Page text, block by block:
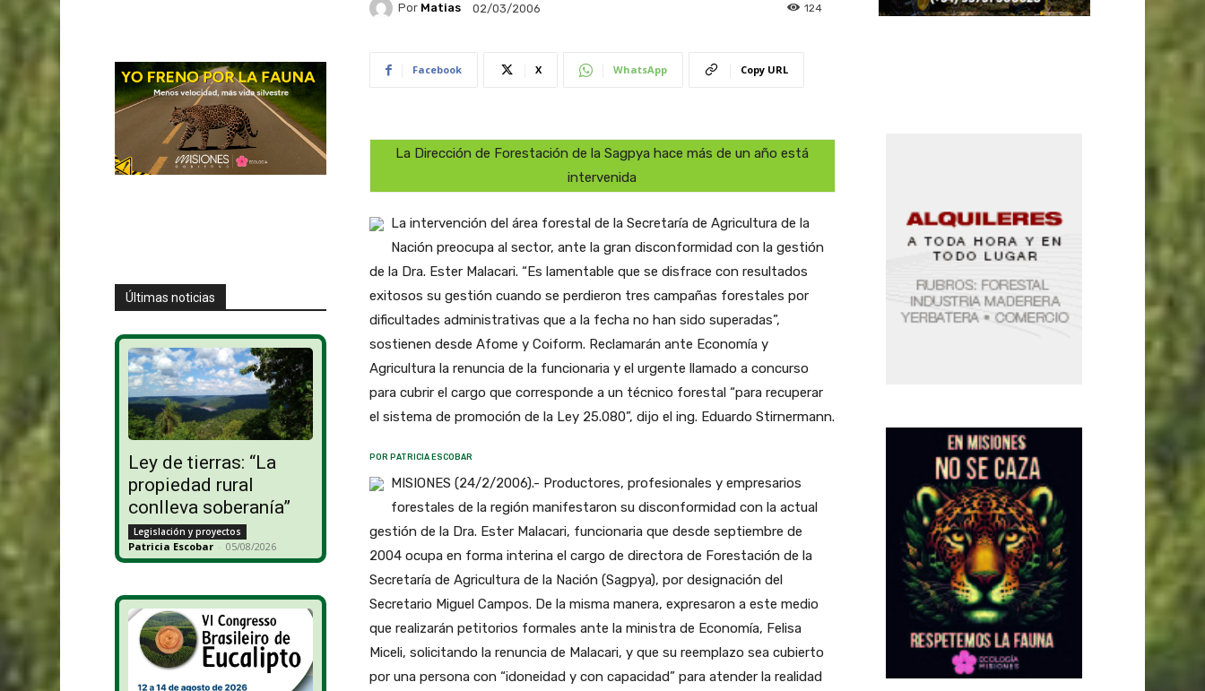
Últimas noticias
Ley de tierras: “La
propiedad rural
conlleva soberanía”
Legislación y proyectos
Patricia Escobar - 05/08/2026
Por Matias 02/03/2006 124
Facebook X WhatsApp Copy URL
La Dirección de Forestación de la Sagpya hace más de un año está
intervenida
La intervención del área forestal de la Secretaría de Agricultura de la
Nación preocupa al sector, ante la gran disconformidad con la gestión
de la Dra. Ester Malacari. “Es lamentable que se disfrace con resultados
exitosos su gestión cuando se perdieron tres campañas forestales por
dificultades administrativas que a la fecha no han sido superadas”,
sostienen desde Afome y Coiform. Reclamarán ante Economía y
Agricultura la renuncia de la funcionaria y el urgente llamado a concurso
para cubrir el cargo que corresponde a un técnico forestal “para recuperar
el sistema de promoción de la Ley 25.080”, dijo el ing. Eduardo Stirnermann.
POR PATRICIA ESCOBAR
MISIONES (24/2/2006).- Productores, profesionales y empresarios
forestales de la región manifestaron su disconformidad con la actual
gestión de la Dra. Ester Malacari, funcionaria que desde septiembre de
2004 ocupa en forma interina el cargo de directora de Forestación de la
Secretaría de Agricultura de la Nación (Sagpya), por designación del
Secretario Miguel Campos. De la misma manera, expresaron a este medio
que realizarán petitorios formales ante la ministra de Economía, Felisa
Miceli, solicitando la renuncia de Malacari, y que su reemplazo sea cubierto
por una persona con “idoneidad y con capacidad” para atender la realidad